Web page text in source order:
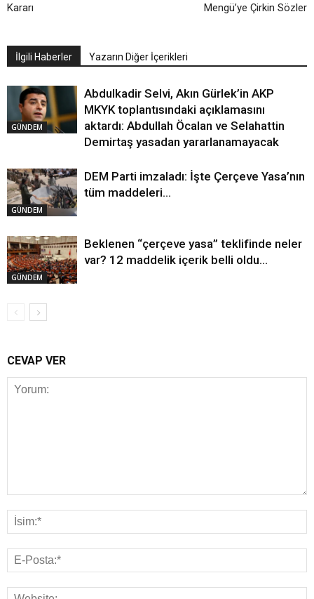
Kararı
Mengü’ye Çirkin Sözler
İlgili Haberler Yazarın Diğer İçerikleri
GÜNDEM
Abdulkadir Selvi, Akın Gürlek’in AKP
MKYK toplantısındaki açıklamasını
aktardı: Abdullah Öcalan ve Selahattin
Demirtaş yasadan yararlanamayacak
GÜNDEM
DEM Parti imzaladı: İşte Çerçeve Yasa’nın
tüm maddeleri…
GÜNDEM
Beklenen “çerçeve yasa” teklifinde neler
var? 12 maddelik içerik belli oldu…
CEVAP VER